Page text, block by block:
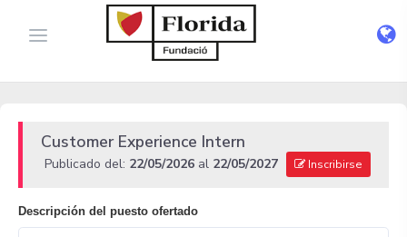
Customer Experience Intern
Publicado del: 22/05/2026 al 22/05/2027 Inscribirse
Descripción del puesto ofertado